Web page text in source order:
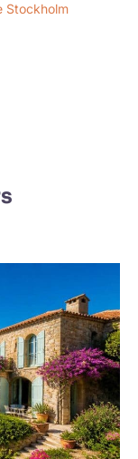
Stockholm